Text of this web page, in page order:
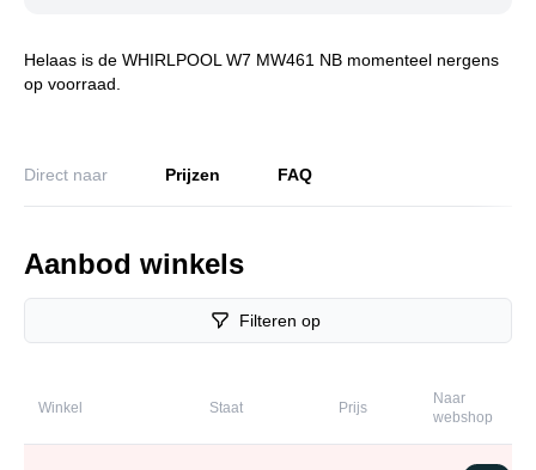
Helaas is de WHIRLPOOL W7 MW461 NB momenteel nergens
op voorraad.
Direct naar Prijzen FAQ
Aanbod winkels
Filteren op
Winkel Staat Prijs
Naar
webshop